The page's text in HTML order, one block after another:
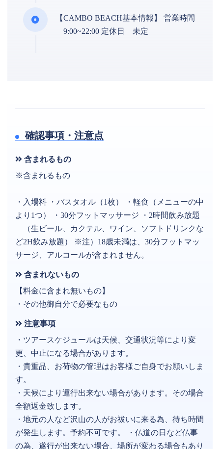
【CAMBO BEACH基本情報】 営業時間
9:00~22:00 定休日 未定
確認事項・注意点
含まれるもの
※含まれるもの
・入場料 ・バスタオル（1枚） ・軽食（メニューの中
より1つ） ・30分フットマッサージ ・2時間飲み放題
（生ビール、カクテル、ワイン、ソフトドリンクな
ど2H飲み放題） ※注）18歳未満は、30分フットマッ
サージ、アルコールが含まれません。
含まれないもの
【料金に含まれ無いもの】
・その他御自分で必要なもの
注意事項
・ツアースケジュールは天候、交通状況等により変
更、中止になる場合があります。
・貴重品、お荷物の管理はお客様ご自身でお願いしま
す。
・天候により運行出来ない場合があります。その場合
全額返金致します。
・地元の人など沢山の人がお祓いに来る為、待ち時間
が発生します。予約不可です。 ・仏道の日など仏事
の為、遂行が出来ない場合、場所が変わる場合もあり